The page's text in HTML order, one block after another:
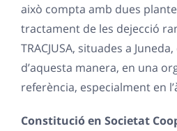
això compta amb dues
tractament de les dejecció
TRACJUSA, situades a
d’aquesta manera, en una
referència, especialment en
Constitució en Societat